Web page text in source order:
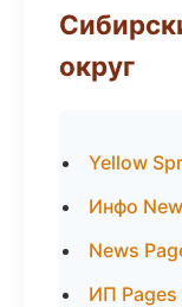
округ
Yellow
Инфо
News
ИП